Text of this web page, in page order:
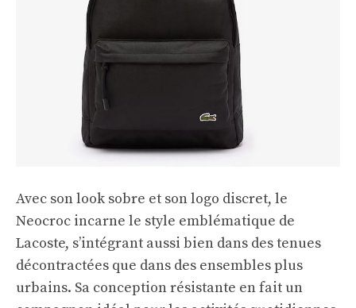
Avec son look sobre et son logo discret, le
Neocroc incarne le style emblématique de
Lacoste, s’intégrant aussi bien dans des tenues
décontractées que dans des ensembles plus
urbains. Sa conception résistante en fait un